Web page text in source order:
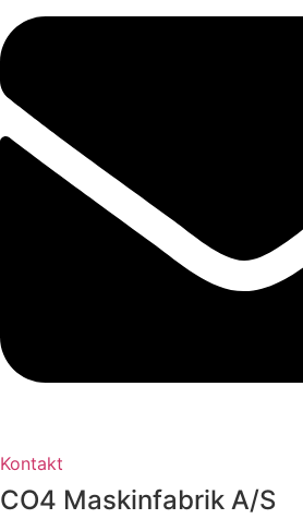
Kontakt
CO4 Maskinfabrik A/S